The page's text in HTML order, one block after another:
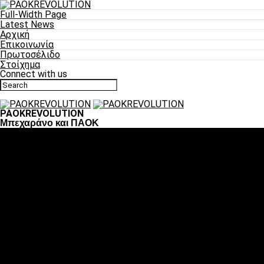
Full-Width Page
Latest News
Αρχική
Επικοινωνία
Πρωτοσέλιδο
Στοίχημα
Connect with us
PAOKREVOLUTION
Μπεχαράνο και ΠΑΟΚ